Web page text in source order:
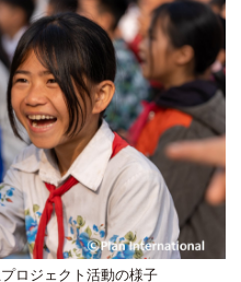
ロジェクト活動の様子